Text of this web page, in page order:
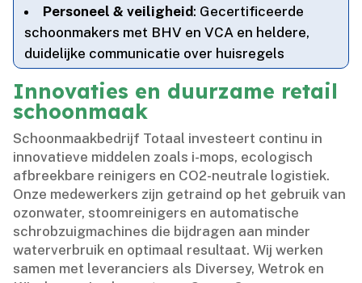
Personeel & veiligheid: Gecertificeerde
schoonmakers met BHV en VCA en heldere,
duidelijke communicatie over huisregels
Innovaties en duurzame retail
schoonmaak
Schoonmaakbedrijf Totaal investeert continu in
innovatieve middelen zoals i-mops, ecologisch
afbreekbare reinigers en CO2-neutrale logistiek.​
Onze medewerkers zijn getraind op het gebruik van
ozonwater, stoomreinigers en automatische
schrobzuigmachines die bijdragen aan minder
waterverbruik en optimaal resultaat.​ Wij werken
samen met leveranciers als Diversey, Wetrok en